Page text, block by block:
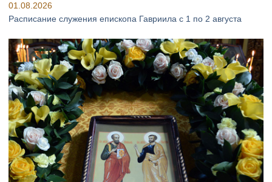
01.08.2026
Расписание служения епископа Гавриила с 1 по 2 августа